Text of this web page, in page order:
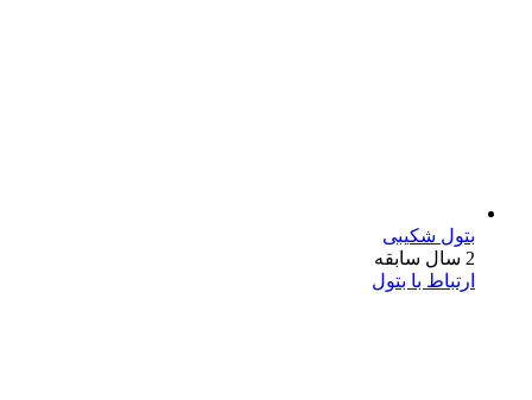
بتول شکیبی
2 سال سابقه
ارتباط با بتول